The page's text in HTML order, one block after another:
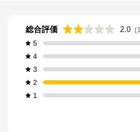
総合評価 2.0 (1
5
4
3
2
1